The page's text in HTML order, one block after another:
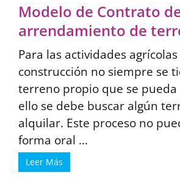
Modelo de Contrato
arrendamiento de
Para las actividades
construcción no siempre se
terreno propio que se
ello se debe buscar algún
alquilar. Este proceso no
forma oral ...
Leer Más